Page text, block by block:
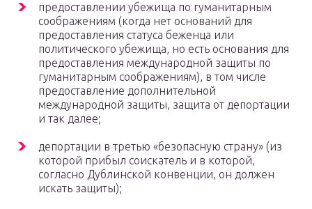
предоставлении убежища по гуманитарным
соображениям (когда нет оснований для
предоставления статуса беженца или
политического убежища, но есть основания для
предоставления международной защиты по
гуманитарным соображениям), в том числе
предоставление дополнительной
международной защиты, защита от депортации
и так далее;
депортации в третью «безопасную страну» (из
которой прибыл соискатель и в которой,
согласно Дублинской конвенции, он должен
искать защиты);